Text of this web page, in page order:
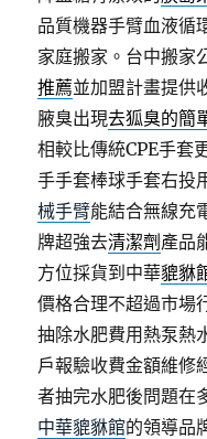
品質機器手臂血液循
家庭搬家。台中搬家
推薦並加盟計畫提供
腋臭出現去狐臭的簡
相較比傳統CPE手套
手手套棒球手套右投
械手臂能結合無線充
牌超強去清潔劑 產品
方位採貨到中華貔貅
價格合理不超過市場
抽除水肥費用熱泵熱
戶報驗收費金額維修
者抽完水肥後問題在
中華貔貅館的領導品